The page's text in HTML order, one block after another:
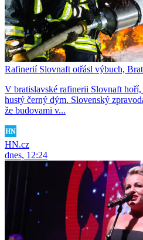
Rafinerií Slovnaft otřásl výbuch,
V bratislavské rafinerii Slovnaft
hustý černý dým. Slovenský
že budovami v...
HN.cz
dnes, 12:24